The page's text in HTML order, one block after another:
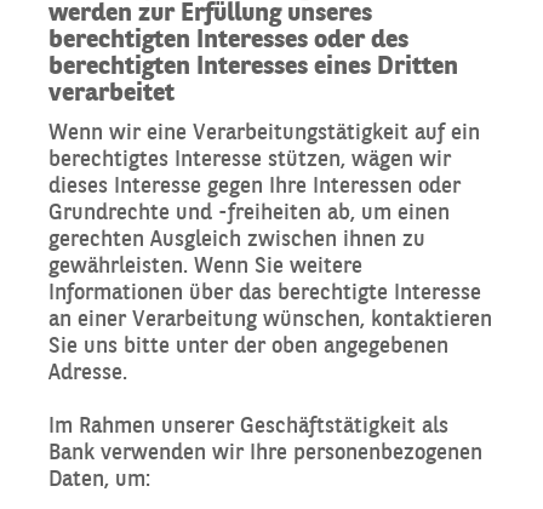
werden zur Erfüllung unseres
berechtigten Interesses oder des
berechtigten Interesses eines Dritten
verarbeitet
Wenn wir eine Verarbeitungstätigkeit auf ein
berechtigtes Interesse stützen, wägen wir
dieses Interesse gegen Ihre Interessen oder
Grundrechte und -freiheiten ab, um einen
gerechten Ausgleich zwischen ihnen zu
gewährleisten. Wenn Sie weitere
Informationen über das berechtigte Interesse
an einer Verarbeitung wünschen, kontaktieren
Sie uns bitte unter der oben angegebenen
Adresse.
Im Rahmen unserer Geschäftstätigkeit als
Bank verwenden wir Ihre personenbezogenen
Daten, um: